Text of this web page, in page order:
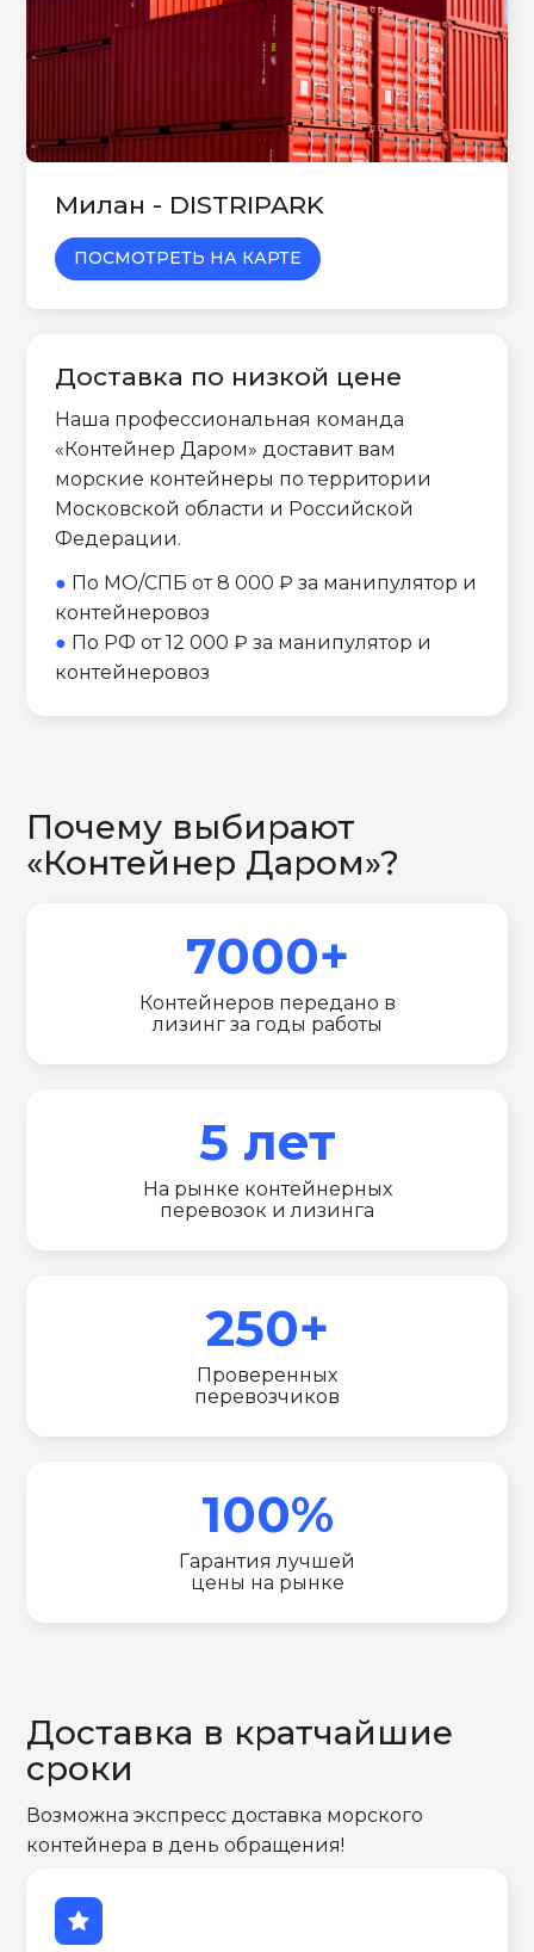
Милан - DISTRIPARK
ПОСМОТРЕТЬ НА КАРТЕ
Доставка по низкой цене
Наша профессиональная команда
«Контейнер Даром» доставит вам
морские контейнеры по территории
Московской области и Российской
Федерации.
● По МО/СПБ от 8 000 ₽ за манипулятор и
контейнеровоз
● По РФ от 12 000 ₽ за манипулятор и
контейнеровоз
Почему выбирают
«Контейнер Даром»?
7000+
Контейнеров передано в
лизинг за годы работы
5 лет
На рынке контейнерных
перевозок и лизинга
250+
Проверенных
перевозчиков
100%
Гарантия лучшей
цены на рынке
Доставка в кратчайшие
сроки
Возможна экспресс доставка морского
контейнера в день обращения!
star